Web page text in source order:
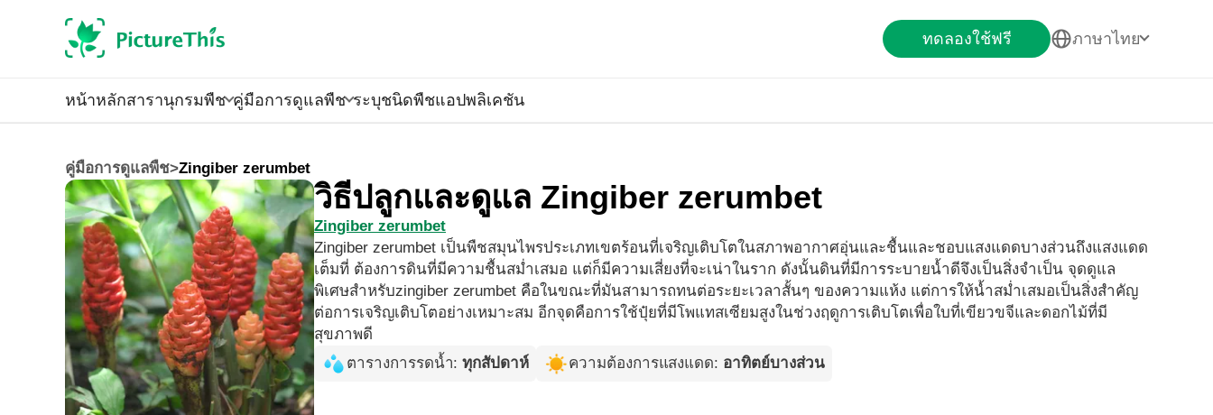
ทดลองใช้ฟรี ภาษาไทย
หน้าหลักสารานุกรมพืช คู่มือการดูแลพืช ระบุชนิดพืชแอปพลิเคชัน
คู่มือการดูแลพืช>Zingiber zerumbet
วิธีปลูกและดูแล Zingiber zerumbet
Zingiber zerumbet
Zingiber zerumbet เป็นพืชสมุนไพรประเภทเขตร้อนที่เจริญเติบโตในสภาพอากาศอุ่นและชื้นและชอบแสงแดดบางส่วนถึงแสงแดด
เต็มที่ ต้องการดินที่มีความชื้นสม่ำเสมอ แต่ก็มีความเสี่ยงที่จะเน่าในราก ดังนั้นดินที่มีการระบายน้ำดีจึงเป็นสิ่งจำเป็น จุดดูแล
พิเศษสำหรับzingiber zerumbet คือในขณะที่มันสามารถทนต่อระยะเวลาสั้นๆ ของความแห้ง แต่การให้น้ำสม่ำเสมอเป็นสิ่งสำคัญ
ต่อการเจริญเติบโตอย่างเหมาะสม อีกจุดคือการใช้ปุ๋ยที่มีโพแทสเซียมสูงในช่วงฤดูการเติบโตเพื่อใบที่เขียวขจีและดอกไม้ที่มี
สุขภาพดี
ตารางการรดน้ำ:ทุกสัปดาห์ ความต้องการแสงแดด: อาทิตย์บางส่วน